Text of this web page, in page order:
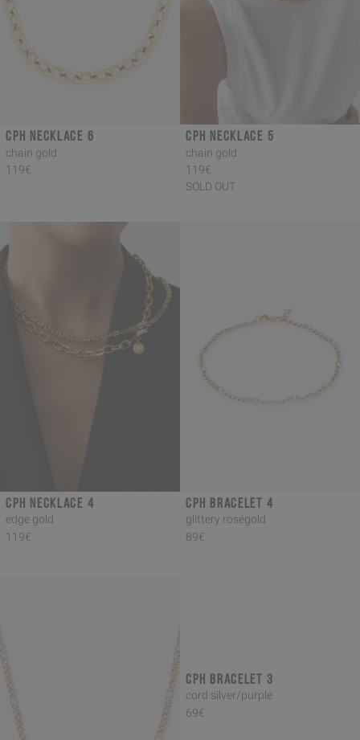
CPH NECKLACE 6
chain gold
119€
CPH NECKLACE 5
chain gold
119€
SOLD OUT
CPH NECKLACE 4
edge gold
119€
CPH BRACELET 4
glittery roségold
89€
CPH BRACELET 3
cord silver/purple
69€